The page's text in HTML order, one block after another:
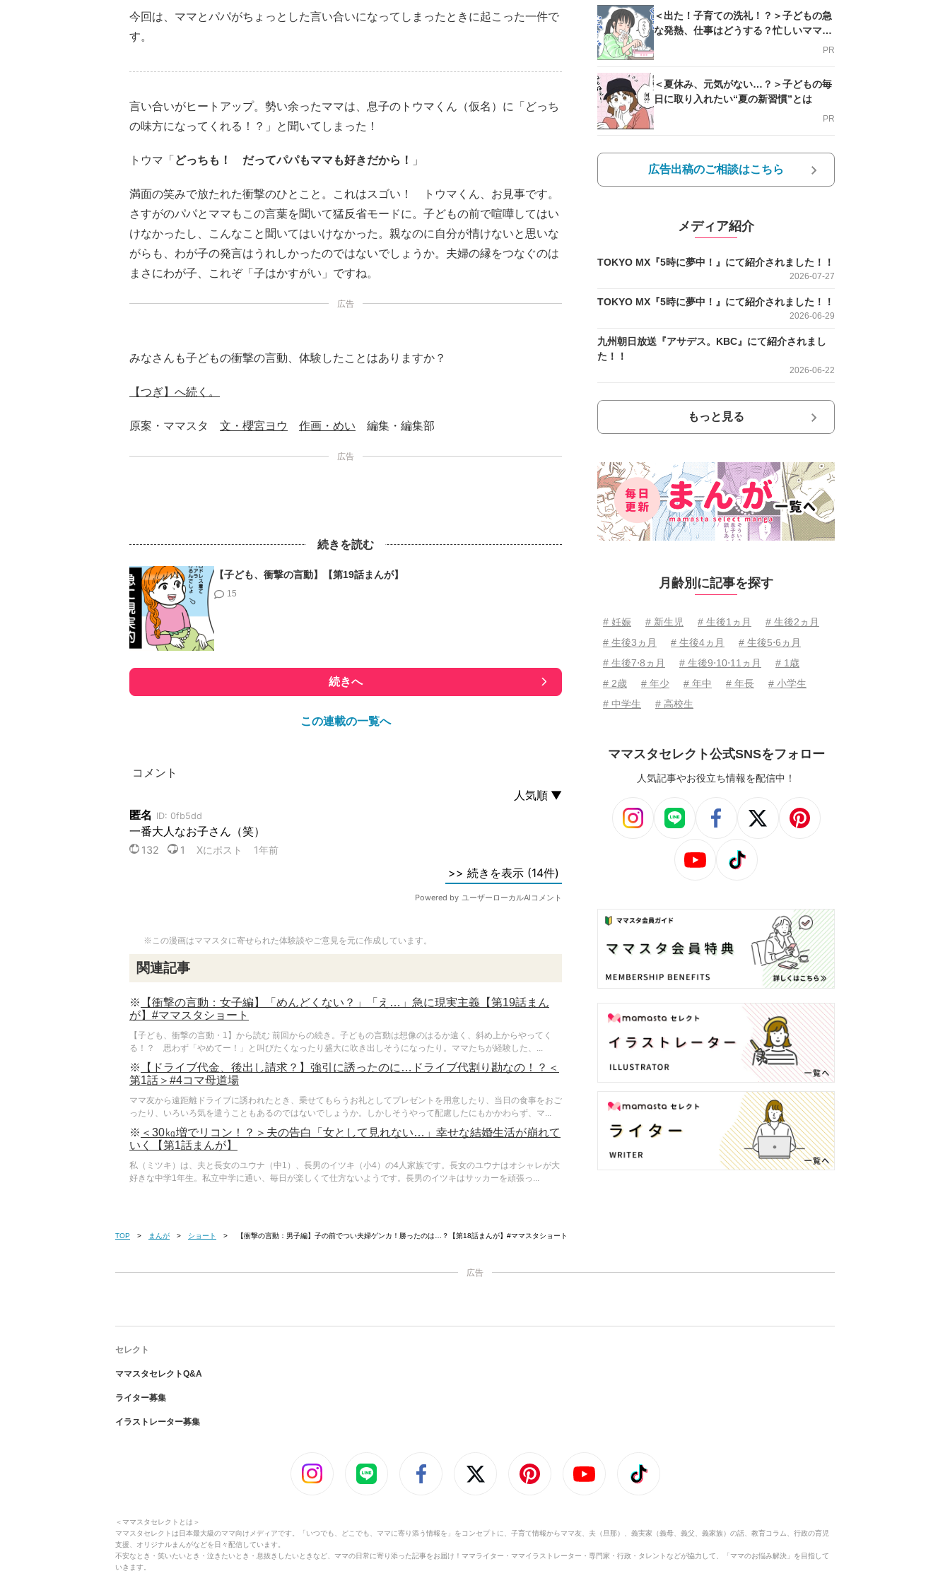
今回は、ママとパパがちょっとした言い合いになってしまったときに起こった一件で
す。
言い合いがヒートアップ。勢い余ったママは、息子のトウマくん（仮名）に「どっち
の味方になってくれる！？」と聞いてしまった！
トウマ「 どっちも！ だってパパもママも好きだから！ 」
満面の笑みで放たれた衝撃のひとこと。これはスゴい！ トウマくん、お見事です。
さすがのパパとママもこの言葉を聞いて猛反省モードに。子どもの前で喧嘩してはい
けなかったし、こんなこと聞いてはいけなかった。親なのに自分が情けないと思いな
がらも、わが子の発言はうれしかったのではないでしょうか。夫婦の縁をつなぐのは
まさにわが子、これぞ「子はかすがい」ですね。
広告
みなさんも子どもの衝撃の言動、体験したことはありますか？
【つぎ】へ続く。
原案・ママスタ 文・櫻宮ヨウ 作画・めい 編集・編集部
広告
続きを読む
【子ども、衝撃の言動】【第19話まんが】
15
続きへ
この連載の一覧へ
※この漫画はママスタに寄せられた体験談やご意見を元に作成しています。
関連記事
※
【衝撃の言動：女子編】「めんどくない？」「え…」急に現実主義【第19話まん
が】#ママスタショート
【子ども、衝撃の言動・1】から読む 前回からの続き。子どもの言動は想像のはるか遠く、斜め上からやってく
る！？ 思わず「やめてー！」と叫びたくなったり盛大に吹き出しそうになったり。ママたちが経験した、...
※
【ドライブ代金、後出し請求？】強引に誘ったのに…ドライブ代割り勘なの！？＜
第1話＞#4コマ母道場
ママ友から遠距離ドライブに誘われたとき、乗せてもらうお礼としてプレゼントを用意したり、当日の食事をおご
ったり、いろいろ気を遣うこともあるのではないでしょうか。しかしそうやって配慮したにもかかわらず、マ...
※ ＜30㎏増でリコン！？＞夫の告白「女として見れない…」幸せな結婚生活が崩れて
いく【第1話まんが】
私（ミツキ）は、夫と長女のユウナ（中1）、長男のイツキ（小4）の4人家族です。長女のユウナはオシャレが大
好きな中学1年生。私立中学に通い、毎日が楽しくて仕方ないようです。長男のイツキはサッカーを頑張っ...
＜出た！子育ての洗礼！？＞子どもの急
な発熱、仕事はどうする？忙しいママを
PR
＜夏休み、元気がない…？＞子どもの毎
日に取り入れたい“夏の新習慣”とは
PR
広告出稿のご相談はこちら
メディア紹介
TOKYO MX『5時に夢中！』にて紹介されました！！
2026-07-27
TOKYO MX『5時に夢中！』にて紹介されました！！
2026-06-29
九州朝日放送『アサデス。KBC』にて紹介されまし
た！！
2026-06-22
もっと見る
月齢別に記事を探す
# 妊娠 # 新生児 # 生後1ヵ月
# 生後2ヵ月
# 生後3ヵ月
# 生後4ヵ月
# 生後5⋅6ヵ月
# 生後7⋅8ヵ月
# 生後9⋅10⋅11ヵ月
# 1歳
# 2歳
# 年少 # 年中 # 年長
# 小学生
# 中学生
# 高校生
ママスタセレクト公式SNSをフォロー
人気記事やお役立ち情報を配信中！
TOP まんが ショート 【衝撃の言動：男子編】子の前でつい夫婦ゲンカ！勝ったのは…？【第18話まんが】#ママスタショート
広告
セレクト
ママスタセレクトQ&A
ライター募集
イラストレーター募集
＜ママスタセレクトとは＞
ママスタセレクトは日本最大級のママ向けメディアです。「いつでも、どこでも、ママに寄り添う情報を」をコンセプトに、子育て情報からママ友、夫（旦那）、義実家（義母、義父、義家族）の話、教育コラム、行政の育児
支援、オリジナルまんがなどを日々配信しています。
不安なとき・笑いたいとき・泣きたいとき・息抜きしたいときなど、ママの日常に寄り添った記事をお届け！ママライター・ママイラストレーター・専門家・行政・タレントなどが協力して、「ママのお悩み解決」を目指して
いきます。